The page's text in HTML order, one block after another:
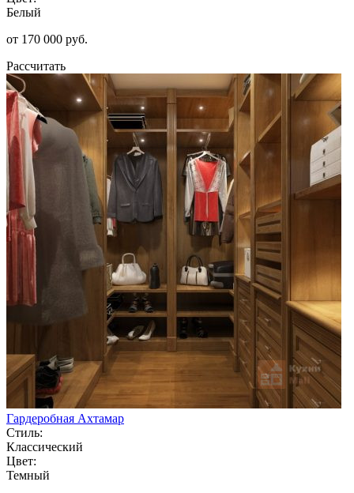
Белый
от 170 000 руб.
Рассчитать
Гардеробная Ахтамар
Стиль:
Классический
Цвет:
Темный